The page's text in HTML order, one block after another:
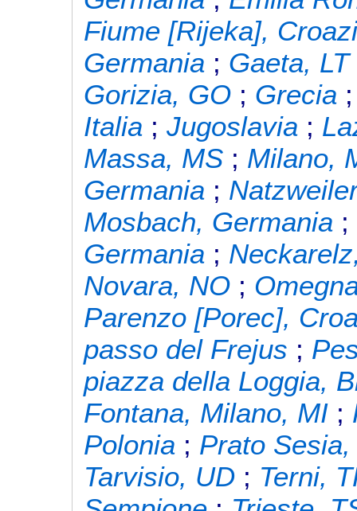
Fiume [Rijeka],
Germania ; Gaeta, LT
Gorizia, GO ; Grecia
Italia ;Jugoslavia ;
Massa, MS ; Milano,
Germania ;
Mosbach, Germania ;
Germania ;
Novara, NO ;
Parenzo [Porec],
passo del Frejus ;
piazza della Loggia,
Fontana, Milano, MI ;
Polonia ; Prato
Tarvisio, UD ; Terni,